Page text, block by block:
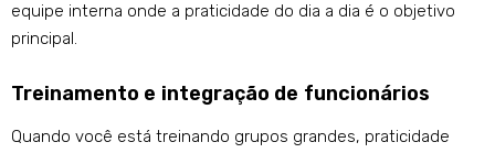
equipe interna onde a praticidade do dia a dia é o objetivo
principal.
Treinamento e integração de funcionários
Quando você está treinando grupos grandes, praticidade